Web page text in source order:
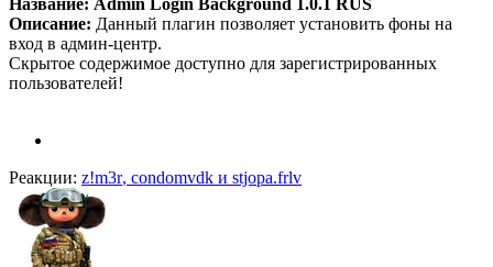
Описание: Данный плагин позволяет установить фоны на
вход в админ-центр.
Скрытое содержимое доступно для зарегистрированных
пользователей!
Реакции: z!m3r, condomvdk и stjopa.frlv